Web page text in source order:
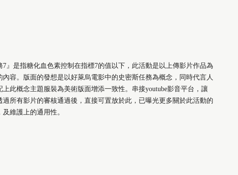
7』是指糖化血色素控制在指標7的值以下，此活動是以上傳影片作品為
內容。版面的發想是以好萊烏電影中的史密斯任務為概念，同時代言人
上此概念主題服裝為美術版面增添一致性。串接youtube影音平台，讓
過所有影片的審核通過後，直接可置放於此，已曝光更多關於此活動的
維護上的通用性。